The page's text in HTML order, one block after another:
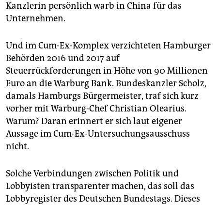
Kanzlerin persönlich warb in China für das
Unternehmen.
Und im Cum-Ex-Komplex verzichteten Hamburger
Behörden 2016 und 2017 auf
Steuerrückforderungen in Höhe von 90 Millionen
Euro an die Warburg Bank. Bundeskanzler Scholz,
damals Hamburgs Bürgermeister, traf sich kurz
vorher mit Warburg-Chef Christian Olearius.
Warum? Daran erinnert er sich laut eigener
Aussage im Cum-Ex-Untersuchungsausschuss
nicht.
Solche Verbindungen zwischen Politik und
Lobbyisten transparenter machen, das soll das
Lobbyregister des Deutschen Bundestags. Dieses